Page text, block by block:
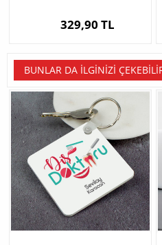
329,90 TL
BUNLAR DA İLGINIZI